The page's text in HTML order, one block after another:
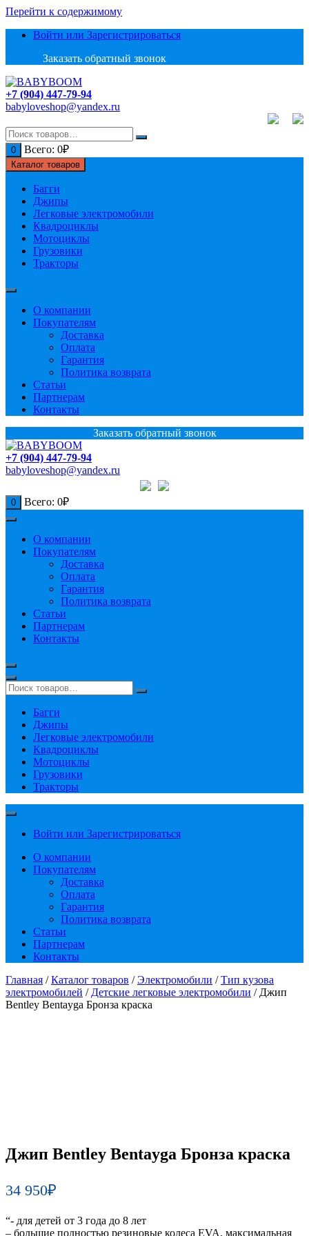
Перейти к содержимому
Войти или Зарегистрироваться
Заказать обратный звонок
+7 (904) 447-79-94
babyloveshop@yandex.ru
0 Всего: 0₽
Каталог товаров
Багги
Джипы
Легковые электромобили
Квадроциклы
Мотоциклы
Грузовики
Тракторы
О компании
Покупателям
Доставка
Оплата
Гарантия
Политика возврата
Статьи
Партнерам
Контакты
Заказать обратный звонок
+7 (904) 447-79-94
babyloveshop@yandex.ru
0 Всего: 0₽
О компании
Покупателям
Доставка
Оплата
Гарантия
Политика возврата
Статьи
Партнерам
Контакты
Багги
Джипы
Легковые электромобили
Квадроциклы
Мотоциклы
Грузовики
Тракторы
Войти или Зарегистрироваться
О компании
Покупателям
Доставка
Оплата
Гарантия
Политика возврата
Статьи
Партнерам
Контакты
Главная /Каталог товаров /Электромобили /Тип кузова
электромобилей / Детские легковые электромобили / Джип
Bentley Bentayga Бронза краска
Джип Bentley Bentayga Бронза краска
34 950₽
“- для детей от 3 года до 8 лет
– большие полностью резиновые колеса EVA, максимальная